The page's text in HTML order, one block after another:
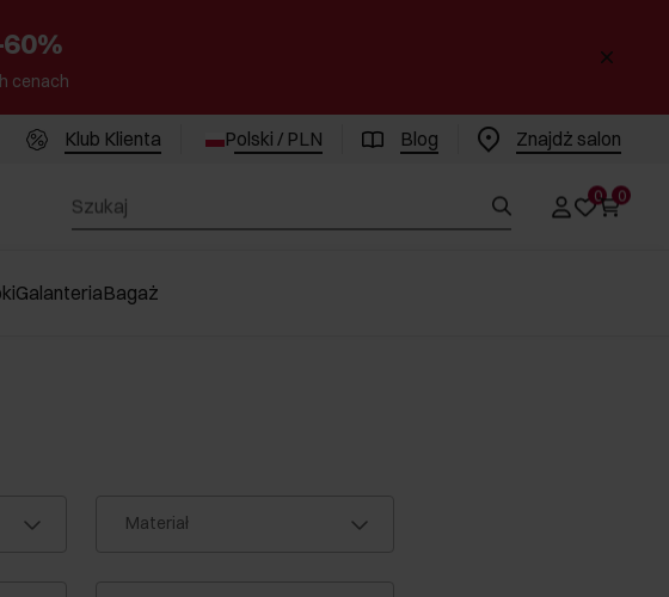
60%
cenach
Klub Klienta Polski / PLN Blog Znajdż salon
0 0
GalanteriaBagaż
Materiał